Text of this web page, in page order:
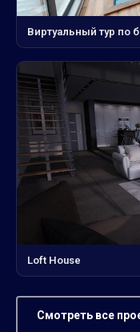
Виртуальный тур по
Loft House
Смотреть все